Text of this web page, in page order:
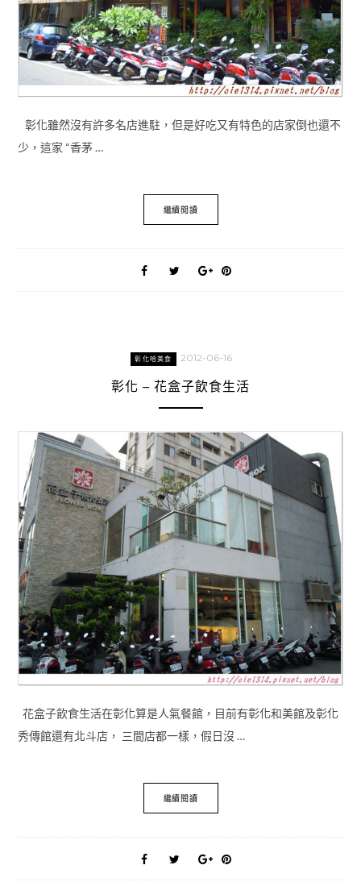
彰化雖然沒有許多名店進駐，但是好吃又有特色的店家倒也還不
少，這家 “香茅 …
繼續閱讀
彰化哈美食 2012-06-16
彰化 – 花盒子飲食生活
花盒子飲食生活在彰化算是人氣餐館，目前有彰化和美館及彰化
秀傳館還有北斗店， 三間店都一樣，假日沒 …
繼續閱讀